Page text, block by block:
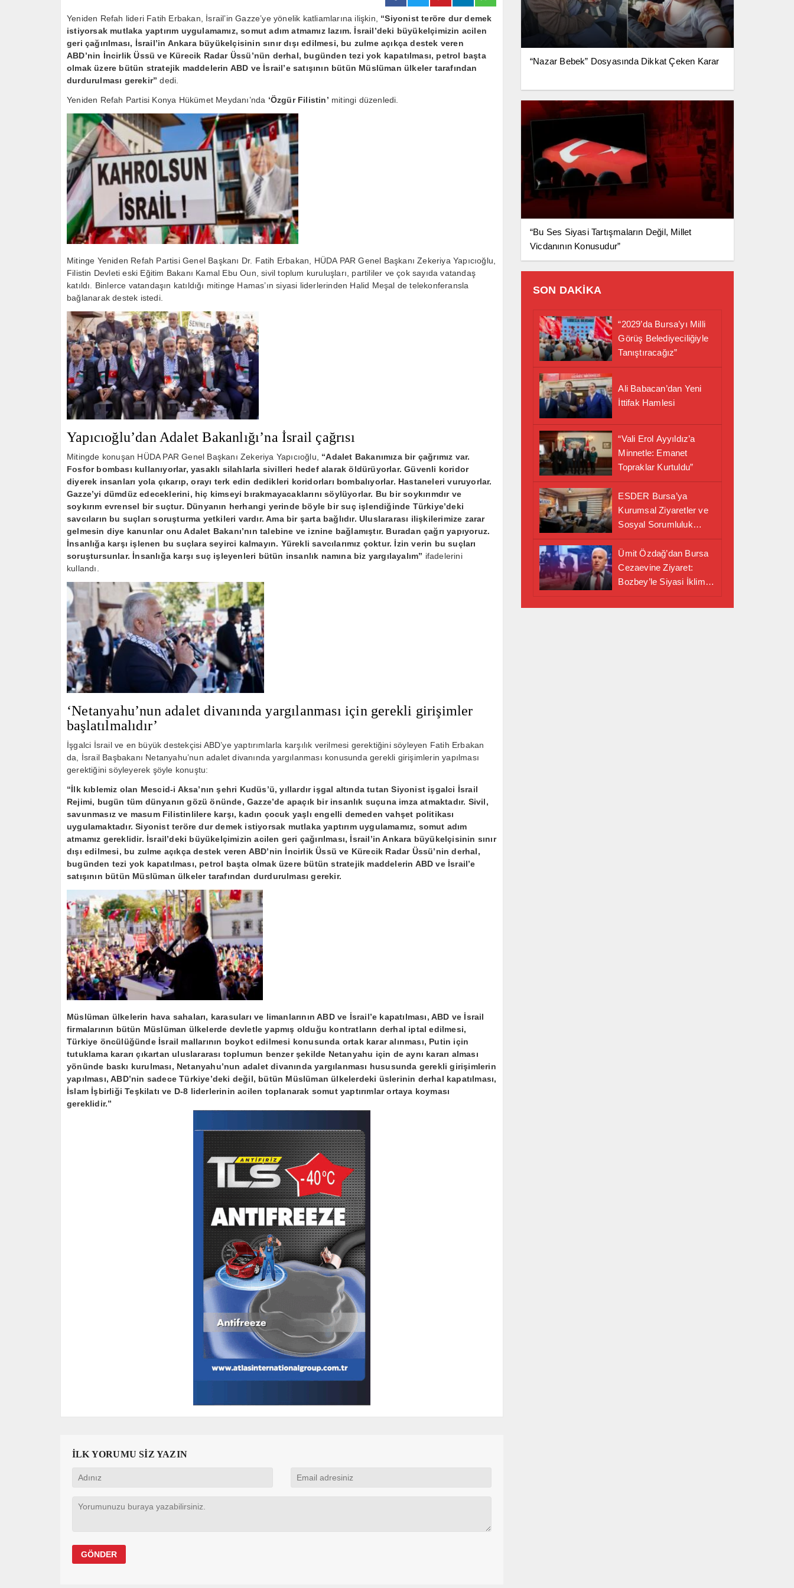
Yeniden Refah lideri Fatih Erbakan, İsrail’in Gazze’ye yönelik katliamlarına ilişkin, “Siyonist teröre dur demek
istiyorsak mutlaka yaptırım uygulamamız, somut adım atmamız lazım. İsrail’deki büyükelçimizin acilen
geri çağırılması, İsrail’in Ankara büyükelçisinin sınır dışı edilmesi, bu zulme açıkça destek veren
ABD’nin İncirlik Üssü ve Kürecik Radar Üssü’nün derhal, bugünden tezi yok kapatılması, petrol başta
olmak üzere bütün stratejik maddelerin ABD ve İsrail’e satışının bütün Müslüman ülkeler tarafından
durdurulması gerekir” dedi.
Yeniden Refah Partisi Konya Hükümet Meydanı’nda ‘Özgür Filistin’ mitingi düzenledi.
Mitinge Yeniden Refah Partisi Genel Başkanı Dr. Fatih Erbakan, HÜDA PAR Genel Başkanı Zekeriya Yapıcıoğlu,
Filistin Devleti eski Eğitim Bakanı Kamal Ebu Oun, sivil toplum kuruluşları, partililer ve çok sayıda vatandaş
katıldı. Binlerce vatandaşın katıldığı mitinge Hamas’ın siyasi liderlerinden Halid Meşal de telekonferansla
bağlanarak destek istedi.
Yapıcıoğlu’dan Adalet Bakanlığı’na İsrail çağrısı
Mitingde konuşan HÜDA PAR Genel Başkanı Zekeriya Yapıcıoğlu, “Adalet Bakanımıza bir çağrımız var.
Fosfor bombası kullanıyorlar, yasaklı silahlarla sivilleri hedef alarak öldürüyorlar. Güvenli koridor
diyerek insanları yola çıkarıp, orayı terk edin dedikleri koridorları bombalıyorlar. Hastaneleri vuruyorlar.
Gazze’yi dümdüz edeceklerini, hiç kimseyi bırakmayacaklarını söylüyorlar. Bu bir soykırımdır ve
soykırım evrensel bir suçtur. Dünyanın herhangi yerinde böyle bir suç işlendiğinde Türkiye’deki
savcıların bu suçları soruşturma yetkileri vardır. Ama bir şarta bağlıdır. Uluslararası ilişkilerimize zarar
gelmesin diye kanunlar onu Adalet Bakanı’nın talebine ve iznine bağlamıştır. Buradan çağrı yapıyoruz.
İnsanlığa karşı işlenen bu suçlara seyirci kalmayın. Yürekli savcılarımız çoktur. İzin verin bu suçları
soruştursunlar. İnsanlığa karşı suç işleyenleri bütün insanlık namına biz yargılayalım” ifadelerini
kullandı.
‘Netanyahu’nun adalet divanında yargılanması için gerekli girişimler
başlatılmalıdır’
İşgalci İsrail ve en büyük destekçisi ABD’ye yaptırımlarla karşılık verilmesi gerektiğini söyleyen Fatih Erbakan
da, İsrail Başbakanı Netanyahu’nun adalet divanında yargılanması konusunda gerekli girişimlerin yapılması
gerektiğini söyleyerek şöyle konuştu:
“İlk kıblemiz olan Mescid-i Aksa’nın şehri Kudüs’ü, yıllardır işgal altında tutan Siyonist işgalci İsrail
Rejimi, bugün tüm dünyanın gözü önünde, Gazze’de apaçık bir insanlık suçuna imza atmaktadır. Sivil,
savunmasız ve masum Filistinlilere karşı, kadın çocuk yaşlı engelli demeden vahşet politikası
uygulamaktadır. Siyonist teröre dur demek istiyorsak mutlaka yaptırım uygulamamız, somut adım
atmamız gereklidir. İsrail’deki büyükelçimizin acilen geri çağırılması, İsrail’in Ankara büyükelçisinin sınır
dışı edilmesi, bu zulme açıkça destek veren ABD’nin İncirlik Üssü ve Kürecik Radar Üssü’nin derhal,
bugünden tezi yok kapatılması, petrol başta olmak üzere bütün stratejik maddelerin ABD ve İsrail’e
satışının bütün Müslüman ülkeler tarafından durdurulması gerekir.
Müslüman ülkelerin hava sahaları, karasuları ve limanlarının ABD ve İsrail’e kapatılması, ABD ve İsrail
firmalarının bütün Müslüman ülkelerde devletle yapmış olduğu kontratların derhal iptal edilmesi,
Türkiye öncülüğünde İsrail mallarının boykot edilmesi konusunda ortak karar alınması, Putin için
tutuklama kararı çıkartan uluslararası toplumun benzer şekilde Netanyahu için de aynı kararı alması
yönünde baskı kurulması, Netanyahu’nun adalet divanında yargılanması hususunda gerekli girişimlerin
yapılması, ABD’nin sadece Türkiye’deki değil, bütün Müslüman ülkelerdeki üslerinin derhal kapatılması,
İslam İşbirliği Teşkilatı ve D-8 liderlerinin acilen toplanarak somut yaptırımlar ortaya koyması
gereklidir.”
İLK YORUMU SİZ YAZIN
“Nazar Bebek” Dosyasında Dikkat Çeken Karar
“Bu Ses Siyasi Tartışmaların Değil, Millet
Vicdanının Konusudur”
SON DAKİKA
“2029’da Bursa’yı Milli
Görüş Belediyeciliğiyle
Tanıştıracağız”
Ali Babacan’dan Yeni
İttifak Hamlesi
“Vali Erol Ayyıldız’a
Minnetle: Emanet
Topraklar Kurtuldu”
ESDER Bursa’ya
Kurumsal Ziyaretler ve
Sosyal Sorumluluk
Alanında Önemli İş
Birliği Adımı
Ümit Özdağ’dan Bursa
Cezaevine Ziyaret:
Bozbey’le Siyasi İklim